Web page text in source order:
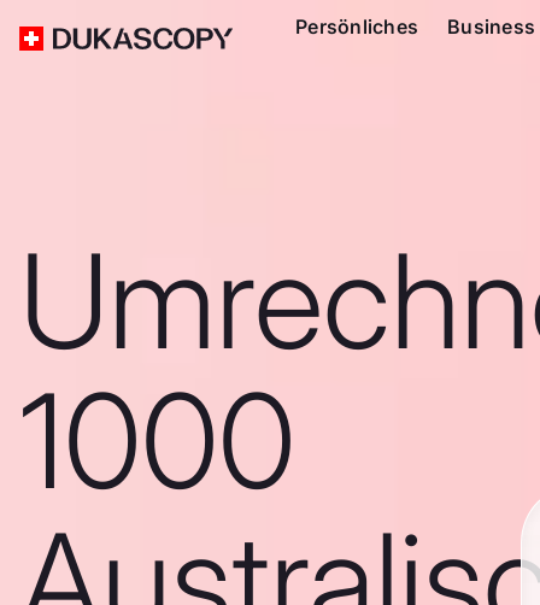
Persönliches Business
1000